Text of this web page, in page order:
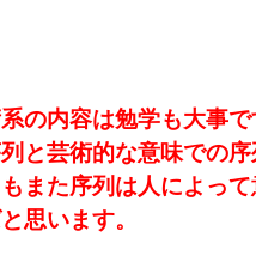
の内容は勉学も大事
と芸術的な意味での
また序列は人によっ
思います。